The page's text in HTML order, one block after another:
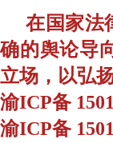
在国家法
确的舆论导
立场，以弘
渝ICP备
渝ICP备